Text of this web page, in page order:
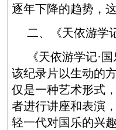
逐年下降的趋势，
二、《天依游学
《天依游学记·
该纪录片以生动的
仅是一种艺术形式
者进行讲座和表演
轻一代对国乐的兴趣